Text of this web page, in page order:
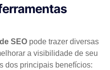
SEO pode trazer diversas
a visibilidade de seu
dos principais benefícios: